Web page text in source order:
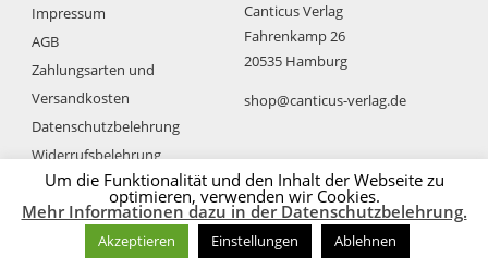
Impressum
AGB
Zahlungsarten und
Versandkosten
Datenschutzbelehrung
Widerrufsbelehrung
Canticus Verlag
Fahrenkamp 26
20535 Hamburg
shop@canticus-verlag.de
Um die Funktionalität und den Inhalt der Webseite zu
optimieren, verwenden wir Cookies.
Mehr Informationen dazu in der Datenschutzbelehrung.
Akzeptieren Einstellungen Ablehnen